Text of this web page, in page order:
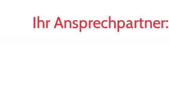
Ihr Ansprechpartner: